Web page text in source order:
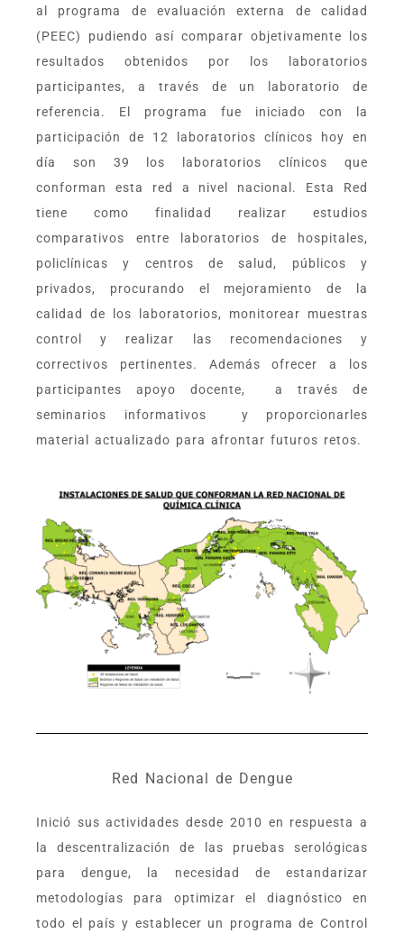
al programa de evaluación externa de calidad
(PEEC) pudiendo así comparar objetivamente los
resultados obtenidos por los laboratorios
participantes, a través de un laboratorio de
referencia. El programa fue iniciado con la
participación de 12 laboratorios clínicos hoy en
día son 39 los laboratorios clínicos que
conforman esta red a nivel nacional. Esta Red
tiene como finalidad realizar estudios
comparativos entre laboratorios de hospitales,
policlínicas y centros de salud, públicos y
privados, procurando el mejoramiento de la
calidad de los laboratorios, monitorear muestras
control y realizar las recomendaciones y
correctivos pertinentes. Además ofrecer a los
participantes apoyo docente, a través de
seminarios informativos y proporcionarles
material actualizado para afrontar futuros retos.
Red Nacional de Dengue
Inició sus actividades desde 2010 en respuesta a
la descentralización de las pruebas serológicas
para dengue, la necesidad de estandarizar
metodologías para optimizar el diagnóstico en
todo el país y establecer un programa de Control